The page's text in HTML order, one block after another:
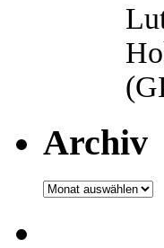
Archiv
Archiv